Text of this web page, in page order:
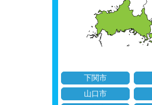
下関市
山口市